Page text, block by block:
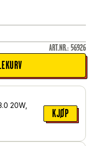
ART.NR.: 56926
20W,
KJØP